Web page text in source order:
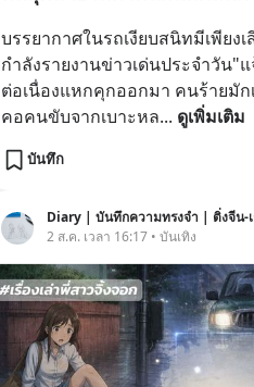
บรรยากาศในรถเงียบสนิทมีเพีย
กำลังรายงานข่าวเด่นประจำวัน
ต่อเนื่องแหกคุกออกมา คนร้ายมั
คอคนขับจากเบาะหล... ดูเพิ่มเติม
บันทึก
Diary | บันทึกความทรงจำ | ติ่งจีน-
2 ส.ค. เวลา 16:17 • บันเทิง